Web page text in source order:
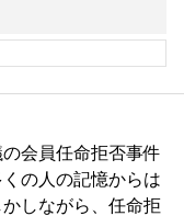
会員任命拒否事件
の人の記憶からは
しながら、任命拒